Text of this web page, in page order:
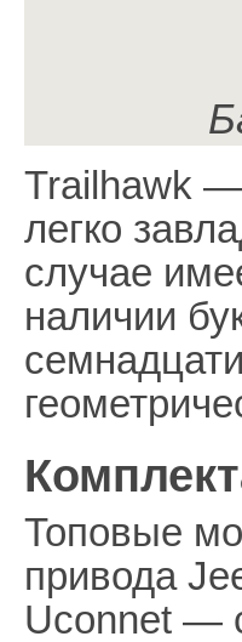
Trailhawk —
легко
случае
наличии
Топовые
привода
Uconnet —